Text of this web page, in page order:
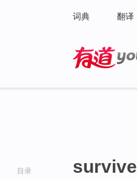
词典 翻译
目录 survive